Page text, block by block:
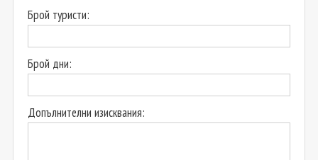
Брой туристи:
Брой дни:
Допълнителни изисквания: